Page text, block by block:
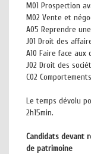
M01 Prospection
M02 Vente et
A05 Reprendre
J01 Droit des
A10 Faire face
J02 Droit des
C02
Le temps dévolu
2h15min.
Candidats devant
de patrimoine